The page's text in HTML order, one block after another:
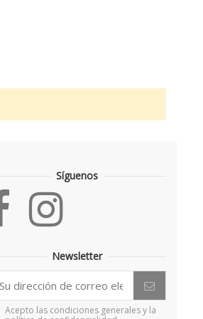
Síguenos
Newsletter
Acepto las condiciones generales y la